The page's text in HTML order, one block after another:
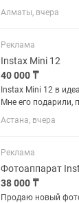
дела Полный
Причина продажи:
фото как с
Алматы, вчера
Реклама
Instax Mini 12
40 000 ₸
Instax Mini 12 в
Мне его подарили,
пользовалась
Работает отлично,
пишите, отвечаю
Астана, вчера
Реклама
Фотоаппарат
38 000 ₸
Продаю новый